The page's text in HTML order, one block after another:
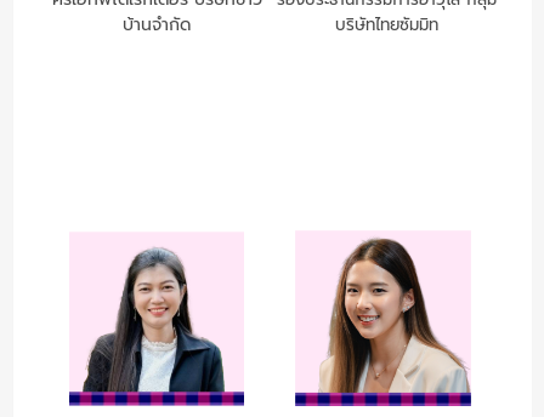
บ้านจำกัด
บริษัทไทยซัมมิท